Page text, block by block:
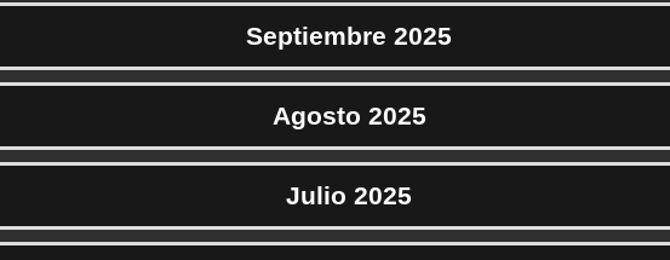
Septiembre 2025
Agosto 2025
Julio 2025